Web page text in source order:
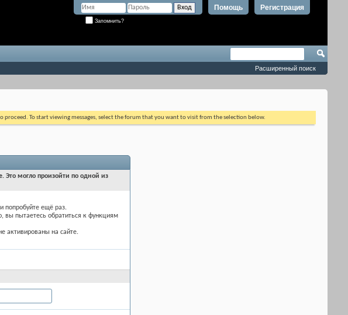
Регистрация
Помощь
Запомнить?
Расширенный поиск
proceed. To start viewing messages, select the forum that you want to visit from the selection below.
Это могло произойти по одной из
попробуйте ещё раз.
вы пытаетесь обратиться к функциям
активированы на сайте.